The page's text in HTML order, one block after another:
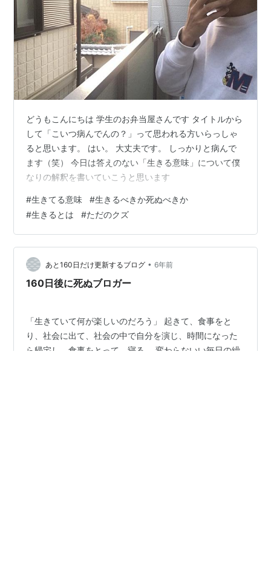
どうもこんにちは 学生のお弁当屋さんです タイトルから
して「こいつ病んでんの？」って思われる方いらっしゃ
ると思います。 はい。 大丈夫です。 しっかりと病んで
ます（笑） 今日は答えのない「生きる意味」について僕
なりの解釈を書いていこうと思います
#生きてる意味 #生きるべきか死ぬべきか
#生きるとは #ただのクズ
あと160日だけ更新するブログ • 6年前
160日後に死ぬブロガー
「生きていて何が楽しいのだろう」 起きて、食事をと
り、社会に出て、社会の中で自分を演じ、時間になった
ら帰宅し、食事をとって、寝る。 変わらないい毎日の繰